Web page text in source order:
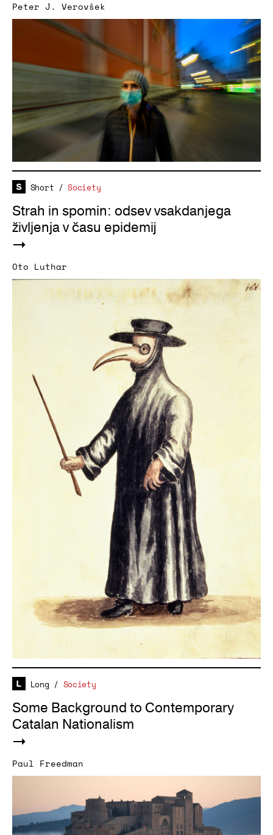
Peter J. Verovšek
Short /Society
Strah in spomin: odsev vsakdanjega
življenja v času epidemij
Oto Luthar
Long / Society
Some Background to Contemporary
Catalan Nationalism
Paul Freedman